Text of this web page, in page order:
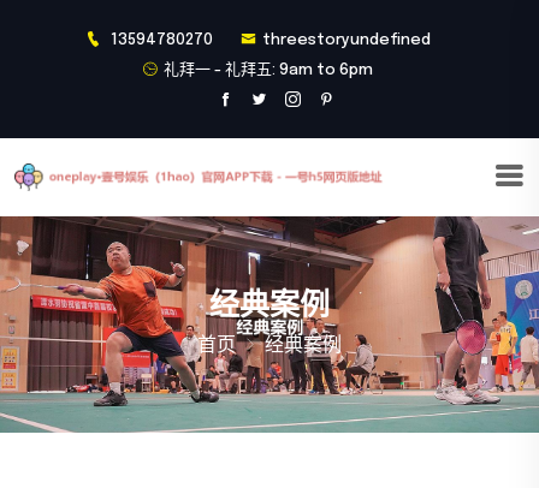
13594780270
threestoryundefined
礼拜一 - 礼拜五: 9am to 6pm
经典案例
首页 经典案例